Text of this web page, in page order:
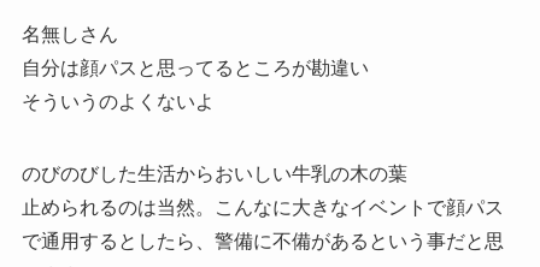
名無しさん
自分は顔パスと思ってるところが勘違い
そういうのよくないよ
のびのびした生活からおいしい牛乳の木の葉
止められるのは当然。こんなに大きなイベントで顔パス
で通用するとしたら、警備に不備があるという事だと思